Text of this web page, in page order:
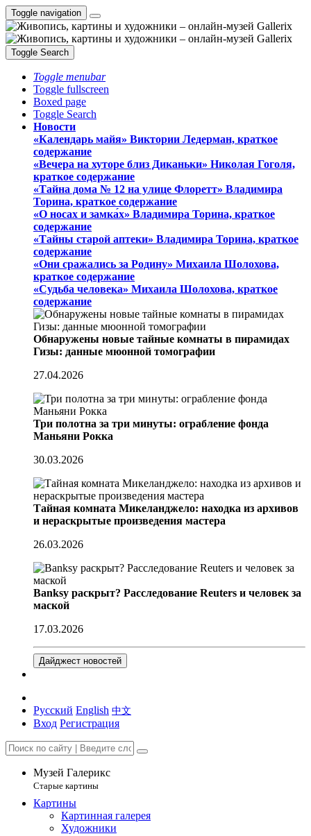
Toggle navigation
Toggle Search
Toggle menubar
Toggle fullscreen
Boxed page
Toggle Search
Новости
«Календарь майя» Виктории Ледерман, краткое
содержание
«Вечера на хуторе близ Диканьки» Николая Гоголя,
краткое содержание
«Тайна дома № 12 на улице Флоретт» Владимира
Торина, краткое содержание
«О носах и замка́х» Владимира Торина, краткое
содержание
«Тайны старой аптеки» Владимира Торина, краткое
содержание
«Они сражались за Родину» Михаила Шолохова,
краткое содержание
«Судьба человека» Михаила Шолохова, краткое
содержание
Обнаружены новые тайные комнаты в пирамидах
Гизы: данные мюонной томографии
27.04.2026
Три полотна за три минуты: ограбление фонда
Маньяни Рокка
30.03.2026
Тайная комната Микеланджело: находка из архивов
и нераскрытые произведения мастера
26.03.2026
Banksy раскрыт? Расследование Reuters и человек за
маской
17.03.2026
Дайджест новостей
Русский English 中文
Вход Регистрация
Музей Галерикс
Старые картины
Картины
Картинная галерея
Художники